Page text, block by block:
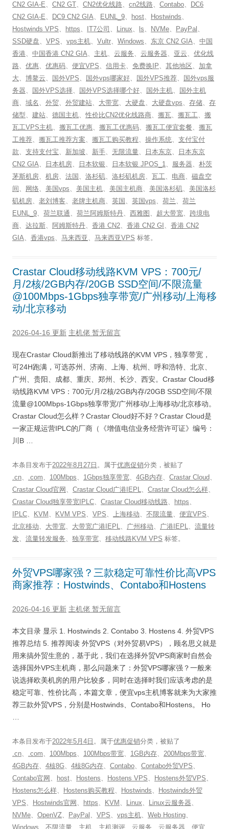
CN2 GIA-E、 CN2 GT、 CN2优化线路、 cn2线路、 Contabo、
DC6
CN2 GIA-E、 DC9 CN2 GIA、 EUNL_9、 host、 Hostwinds、
Hostwinds VPS、 https、 IT7公司 、 Linux、 ls、 NVMe、 PayPal 、
SSD硬盘、 VPS、 vps主机、 Vultr、 Windows、 东京 CN2 GIA、 中国
香港、 中国香港 CN2 GIA、 主机、 云服务、 云服务器、 亚云、 优化线
路、 优惠、 优惠码、 便宜VPS、 信用卡、 免费换IP、 其他地区、 加拿
大、 博鳌云、 国外VPS、 国外vps哪家好、 国外VPS推荐、
国外vps服
务器、 国外VPS选择、 国外VPS选择哪个好、 国外主机、
国外主机
商、 域名 、 外贸、 外贸建站、 大带宽、 大硬盘、 大硬盘vps、 存储、 存
储型、 建站、 德国主机、 性价比CN2优化线路商、 搬瓦、 搬瓦工、 搬
瓦工VPS主机、 搬瓦工优惠、 搬瓦工优惠码、 搬瓦工便宜套餐、 搬瓦
工推荐、 搬瓦工推荐方案、 搬瓦工购买教程、 操作系统、 支付宝付
款、 支持支付宝、 新加坡、 新手、 无限流量、 日本东京、
日本东京
CN2 GIA、 日本机房、 日本软银、 日本软银 JPOS_1、 服务器、 朴茨
茅斯机房、 机房、 法国 、 洛杉矶、 洛杉矶机房、 瓦工、 电商、 磁盘空
间、 网络、 美国vps、 美国主机、 美国主机商、 美国洛杉矶、 美国洛杉
矶机房、 老刘博客、 老牌主机商、 英国 、 英国vps、 荷兰、 荷兰
EUNL_9、 荷兰联通、 荷兰阿姆斯特丹、 西雅图 、 超大带宽、 跨境电
商、 达拉斯、 阿姆斯特丹、 香港 CN2、 香港 CN2 GI 、 香港 CN2
GIA、 香港vps、 马来西亚、 马来西亚VPS 标签。
Crastar Cloud移动线路KVM VPS：700元/
月/2核/2GB内存/20GB SSD空间/不限流量
@100Mbps-1Gbps独享带宽/广州移动/上海移
动/北京移动
2026-04-16 更新 主机佬 暂无留言
现在Crastar Cloud新推出了移动线路的KVM VPS，独享带宽，
可24H跑满，可选苏州、济南、上海、杭州、呼和浩特、北京、
广州、贵阳、成都、重庆、郑州、长沙、西安。Crastar Cloud移
动线路KVM VPS：700元/月/2核/2GB内存/20GB SSD空间/不限
流量@100Mbps-1Gbps独享带宽/广州移动/上海移动/北京移动。
Crastar Cloud怎么样？Crastar Cloud好不好？Crastar Cloud是
一家正规运营IPLC的厂商（《增值电信业务经营许可证》编号：
川B …
本条目发布于2022年8月27日 。属于优惠促销分类，被贴了
.cn、 .com、 100Mbps、 1Gbps独享带宽、 4GB内存、 Crastar Cloud、
Crastar Cloud官网 、 Crastar Cloud广港IEPL、 Crastar Cloud怎么样、
Crastar Cloud独享带宽IPLC、 Crastar Cloud移动线路、 https、
IPLC、 KVM 、 KVM VPS、 VPS、 上海移动、 不限流量、 便宜VPS、
北京移动、 大带宽、 大带宽广港IEPL、 广州移动、 广港IEPL、 流量转
发、 流量转发服务、 独享带宽、 移动线路KVM VPS 标签。
外贸VPS哪家强？三款稳定可靠性价比高VPS
商家推荐：Hostwinds、Contabo和Hostens
2026-04-16 更新 主机佬 暂无留言
本文目录 显示 1. Hostwinds 2. Contabo 3. Hostens 4. 外贸VPS
推荐总结 5. 推荐阅读 外贸VPS（对外贸易VPS），顾名思义就是
用来搞外贸生意的，基于此，我们在选择外贸VPS商家时自然会
选择国外VPS主机商，那么问题来了：外贸VPS哪家强？一般来
说选择欧美机房的用户比较多，同时在选择时我们应该考虑的是
稳定可靠、性价比高，本篇文章，便宜vps主机博客就来为大家推
荐三款外贸VPS，分别是Hostwinds、Contabo和Hostens。 Ho
本条目发布于2022年5月4日 。属于优惠促销分类，被贴了
.cn、 .com、 100Mbps、 100Mbps带宽、 1GB内存、 200Mbps带宽、
4GB内存、 4核8G、 4核8G内存、 Contabo、 Contabo外贸VPS、
Contabo官网 、 host、 Hostens、 Hostens VPS、 Hostens外贸VPS、
Hostens怎么样、 Hostens购买教程、 Hostwinds、
Hostwinds外贸
VPS、 Hostwinds官网 、 https、 KVM 、 Linux、 Linux云服务器、
NVMe、 OpenVZ、 PayPal 、 VPS、 vps主机、 Web Hosting、
Windows
不限流量 主机 主机测评 云服务 云服务器 便宜